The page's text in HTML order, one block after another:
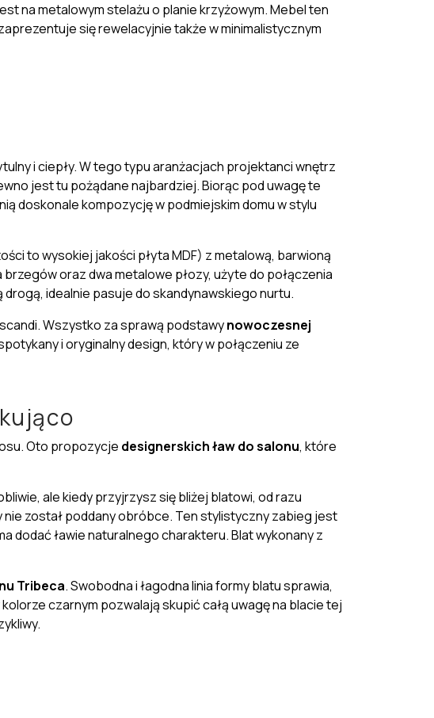
na metalowym stelażu o planie krzyżowym. Mebel ten
się rewelacyjnie także w minimalistycznym
iciepły. W tego typu aranżacjach projektanci wnętrz
jest tu pożądane najbardziej. Biorąc pod uwagę te
doskonale kompozycję w podmiejskim domu w stylu
to wysokiej jakości płyta MDF) z metalową, barwioną
oraz dwa metalowe płozy, użyte do połączenia
idealnie pasuje do skandynawskiego nurtu.
Wszystko za sprawą podstawynowoczesnej
ioryginalny design, który w połączeniu ze
Oto propozycje designerskich ław do salonu, które
ale kiedy przyjrzysz się bliżej blatowi, od razu
nie został poddany obróbce. Ten stylistyczny zabieg jest
dodać ławie naturalnego charakteru. Blat wykonany z
Tribeca. Swobodna i łagodna linia formy blatu sprawia,
czarnym pozwalają skupić całą uwagę na blacie tej